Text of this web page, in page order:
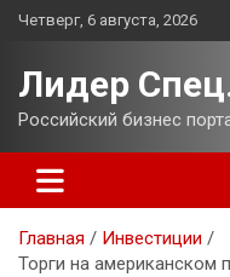
Перейти
Четверг, 6 августа, 2026
Лидер
Российский бизнес
Главная
Инвестиции
Торги на американском